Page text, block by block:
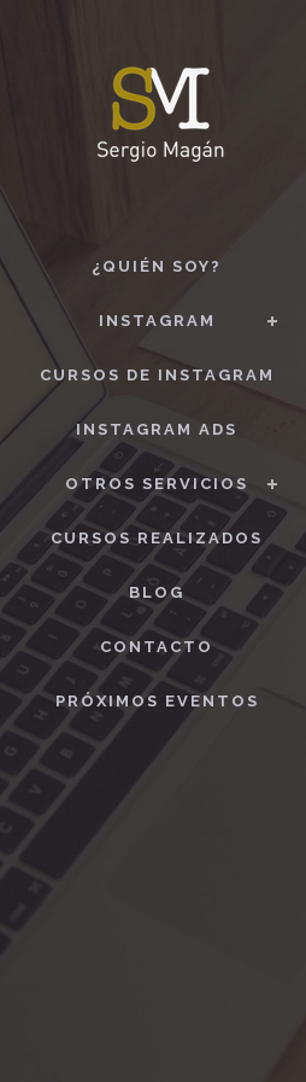
¿QUIÉN SOY?
INSTAGRAM
CURSOS DE INSTAGRAM
INSTAGRAM ADS
OTROS SERVICIOS
CURSOS REALIZADOS
BLOG
CONTACTO
PRÓXIMOS EVENTOS